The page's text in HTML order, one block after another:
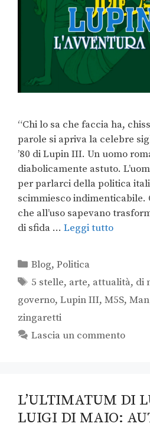
“Chi lo sa che faccia ha,
parole si apriva la celebre
’80 di Lupin III. Un uomo
diabolicamente astuto.
per parlarci della politica
scimmiesco indimenticabile.
che all’uso sapevano
di sfida … Leggi tutto
Blog,Politica
5 stelle, arte, attualità, di
governo, Lupin III, M5S,
zingaretti
Lascia un commento
L’ULTIMATUM DI
LUIGI DI MAIO: